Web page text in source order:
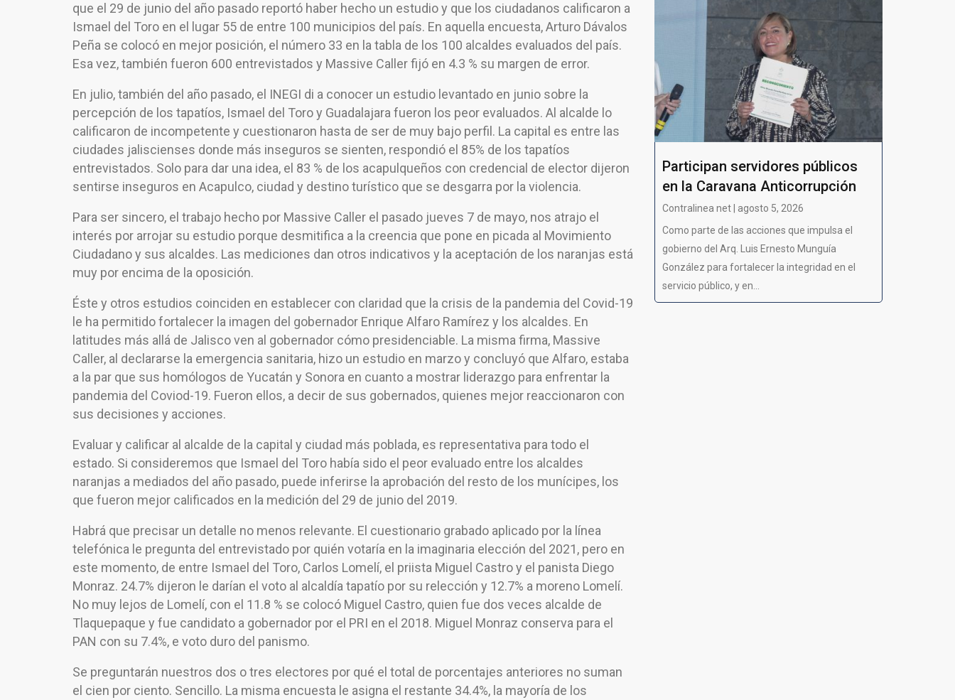
que el 29 de junio del año pasado reportó haber hecho un estudio y que los ciudadanos calificaron a
Ismael del Toro en el lugar 55 de entre 100 municipios del país. En aquella encuesta, Arturo Dávalos
Peña se colocó en mejor posición, el número 33 en la tabla de los 100 alcaldes evaluados del país.
Esa vez, también fueron 600 entrevistados y Massive Caller fijó en 4.3 % su margen de error.
En julio, también del año pasado, el INEGI di a conocer un estudio levantado en junio sobre la
percepción de los tapatíos, Ismael del Toro y Guadalajara fueron los peor evaluados. Al alcalde lo
calificaron de incompetente y cuestionaron hasta de ser de muy bajo perfil. La capital es entre las
ciudades jaliscienses donde más inseguros se sienten, respondió el 85% de los tapatíos
entrevistados. Solo para dar una idea, el 83 % de los acapulqueños con credencial de elector dijeron
sentirse inseguros en Acapulco, ciudad y destino turístico que se desgarra por la violencia.
Para ser sincero, el trabajo hecho por Massive Caller el pasado jueves 7 de mayo, nos atrajo el
interés por arrojar su estudio porque desmitifica a la creencia que pone en picada al Movimiento
Ciudadano y sus alcaldes. Las mediciones dan otros indicativos y la aceptación de los naranjas está
muy por encima de la oposición.
Éste y otros estudios coinciden en establecer con claridad que la crisis de la pandemia del Covid-19
le ha permitido fortalecer la imagen del gobernador Enrique Alfaro Ramírez y los alcaldes. En
latitudes más allá de Jalisco ven al gobernador cómo presidenciable. La misma firma, Massive
Caller, al declararse la emergencia sanitaria, hizo un estudio en marzo y concluyó que Alfaro, estaba
a la par que sus homólogos de Yucatán y Sonora en cuanto a mostrar liderazgo para enfrentar la
pandemia del Coviod-19. Fueron ellos, a decir de sus gobernados, quienes mejor reaccionaron con
sus decisiones y acciones.
Evaluar y calificar al alcalde de la capital y ciudad más poblada, es representativa para todo el
estado. Si consideremos que Ismael del Toro había sido el peor evaluado entre los alcaldes
naranjas a mediados del año pasado, puede inferirse la aprobación del resto de los munícipes, los
que fueron mejor calificados en la medición del 29 de junio del 2019.
Habrá que precisar un detalle no menos relevante. El cuestionario grabado aplicado por la línea
telefónica le pregunta del entrevistado por quién votaría en la imaginaria elección del 2021, pero en
este momento, de entre Ismael del Toro, Carlos Lomelí, el priista Miguel Castro y el panista Diego
Monraz. 24.7% dijeron le darían el voto al alcaldía tapatío por su relección y 12.7% a moreno Lomelí.
No muy lejos de Lomelí, con el 11.8 % se colocó Miguel Castro, quien fue dos veces alcalde de
Tlaquepaque y fue candidato a gobernador por el PRI en el 2018. Miguel Monraz conserva para el
PAN con su 7.4%, e voto duro del panismo.
Se preguntarán nuestros dos o tres electores por qué el total de porcentajes anteriores no suman
el cien por ciento. Sencillo. La misma encuesta le asigna el restante 34.4%, la mayoría de los
Participan servidores públicos
en la Caravana Anticorrupción
Contralinea net | agosto 5, 2026
Como parte de las acciones que impulsa el
gobierno del Arq. Luis Ernesto Munguía
González para fortalecer la integridad en el
servicio público, y en...